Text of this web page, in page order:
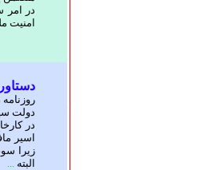
در امر
امنیت
دولت
در
اسیر
زیرا
البته ...